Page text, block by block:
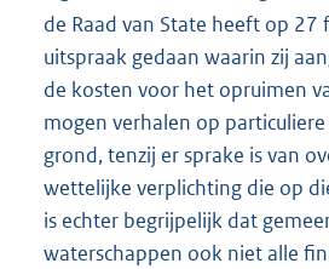
de Raad van State heeft op 27
uitspraak gedaan waarin zij
de kosten voor het opruimen
mogen verhalen op
grond, tenzij er sprake is van
wettelijke verplichting die op
is echter begrijpelijk dat
waterschappen ook niet alle